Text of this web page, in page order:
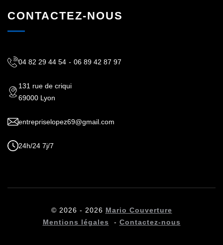
CONTACTEZ-NOUS
04 82 29 44 54 - 06 89 42 87 97
131 rue de criqui
69000 Lyon
entrepriselopez69@gmail.com
24h/24 7j/7
© 2026 - 2026 Mario Couverture
Mentions légales - Contactez-nous